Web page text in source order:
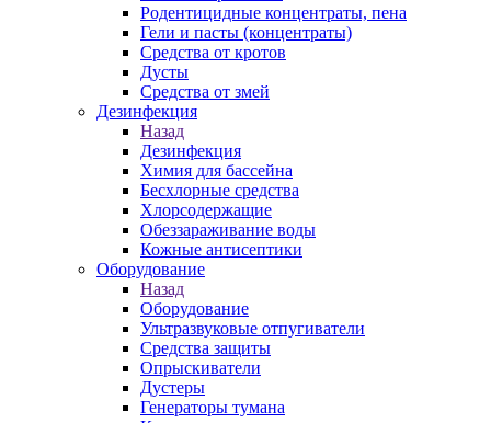
Родентицидные концентраты, пена
Гели и пасты (концентраты)
Средства от кротов
Дусты
Средства от змей
Дезинфекция
Назад
Дезинфекция
Химия для бассейна
Бесхлорные средства
Хлорсодержащие
Обеззараживание воды
Кожные антисептики
Оборудование
Назад
Оборудование
Ультразвуковые отпугиватели
Средства защиты
Опрыскиватели
Дустеры
Генераторы тумана